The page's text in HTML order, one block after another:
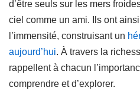
d’être seuls sur les mers
ciel comme un ami. Ils ont
l’immensité, construisant un
aujourd’hui. À travers la
rappellent à chacun
comprendre et d’explorer.